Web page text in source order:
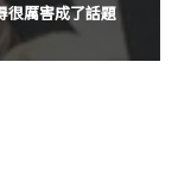
很厲害成了話題